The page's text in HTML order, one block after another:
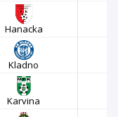
Hanacka
Kladno
Karvina